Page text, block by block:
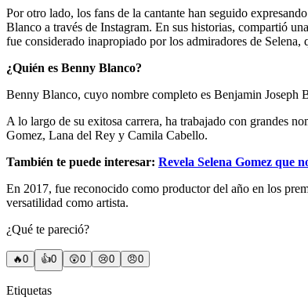
Por otro lado, los fans de la cantante han seguido
Blanco a través de Instagram. En sus historias, compartió
fue considerado inapropiado por los admiradores de Selena,
¿Quién es Benny Blanco?
Benny Blanco, cuyo nombre completo es Benjamin Joseph
A lo largo de su exitosa carrera, ha trabajado con grandes
Gomez, Lana del Rey y Camila Cabello.
También te puede interesar: Revela Selena Gomez que
En 2017, fue reconocido como productor del año en los
versatilidad como artista.
¿Qué te pareció?
🔥0 👍0 😲0 😢0 😠0
Etiquetas